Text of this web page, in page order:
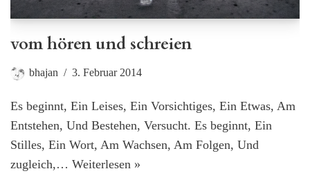
vom hören und schreien
bhajan 3. Februar 2014
Es beginnt, Ein Leises, Ein Vorsichtiges, Ein Etwas, Am
Entstehen, Und Bestehen, Versucht. Es beginnt, Ein
Stilles, Ein Wort, Am Wachsen, Am Folgen, Und
zugleich,… Weiterlesen »